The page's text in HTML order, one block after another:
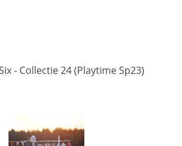
- Collectie 24 (Playtime Sp23)